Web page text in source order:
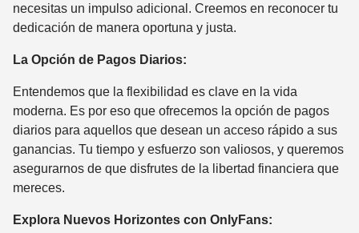
necesitas un impulso adicional. Creemos en reconocer tu
dedicación de manera oportuna y justa.
La Opción de Pagos Diarios:
Entendemos que la flexibilidad es clave en la vida
moderna. Es por eso que ofrecemos la opción de pagos
diarios para aquellos que desean un acceso rápido a sus
ganancias. Tu tiempo y esfuerzo son valiosos, y queremos
asegurarnos de que disfrutes de la libertad financiera que
mereces.
Explora Nuevos Horizontes con OnlyFans: